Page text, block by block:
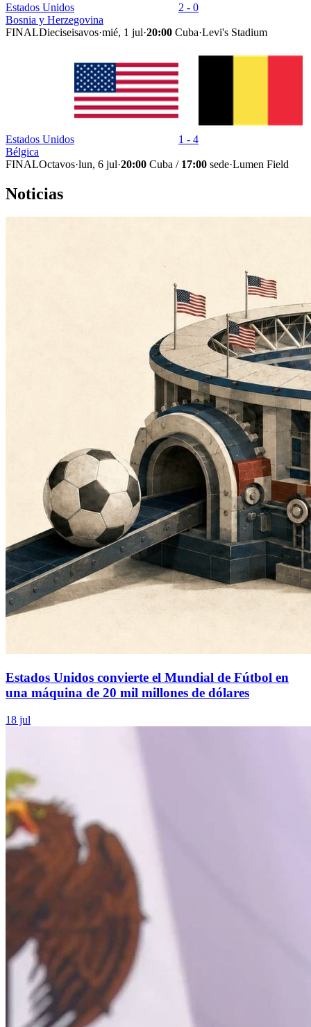
Estados Unidos
2 - 0
Bosnia y Herzegovina
FINALDieciseisavos·mié, 1 jul·20:00 Cuba·Levi's Stadium
Estados Unidos
1 - 4
Bélgica
FINALOctavos·lun, 6 jul·20:00 Cuba / 17:00 sede·Lumen Field
Noticias
Estados Unidos convierte el Mundial de Fútbol en
una máquina de 20 mil millones de dólares
18 jul